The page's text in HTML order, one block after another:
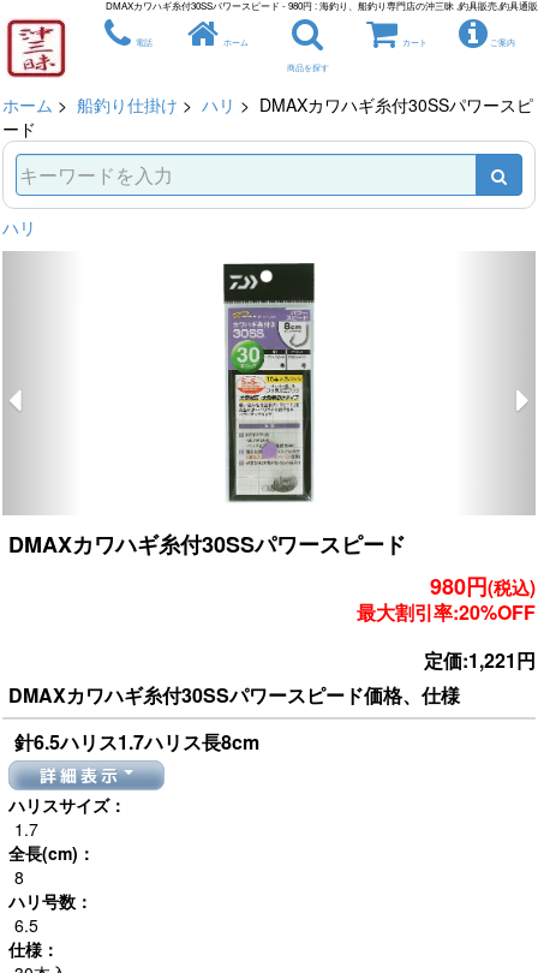
DMAXカワハギ糸付30SSパワースピード - 980円 : 海釣り、船釣り専門店の沖三昧 ,釣具販売,釣具通販
電話 ホーム
商品を探す
カート ご案内
ホーム > 船釣り仕掛け > ハリ > DMAXカワハギ糸付30SSパワースピ
ード
ハリ
DMAXカワハギ糸付30SSパワースピード
980円(税込)
最大割引率:20%OFF
定価:1,221円
DMAXカワハギ糸付30SSパワースピード価格、仕様
針6.5ハリス1.7ハリス長8cm
詳細表示
ハリスサイズ：
1.7
全長(cm)：
8
ハリ号数：
6.5
仕様：